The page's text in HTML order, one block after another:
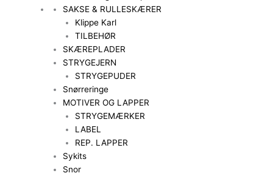
SAKSE & RULLESKÆRER
Klippe Karl
TILBEHØR
SKÆREPLADER
STRYGEJERN
STRYGEPUDER
Snørreringe
MOTIVER OG LAPPER
STRYGEMÆRKER
LABEL
REP. LAPPER
Sykits
Snor